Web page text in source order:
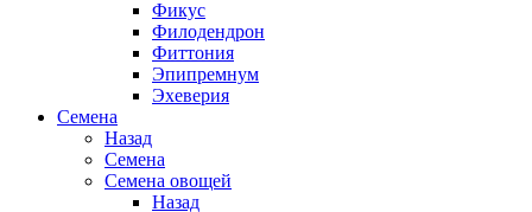
Фикус
Филодендрон
Фиттония
Эпипремнум
Эхеверия
Семена
Назад
Семена
Семена овощей
Назад